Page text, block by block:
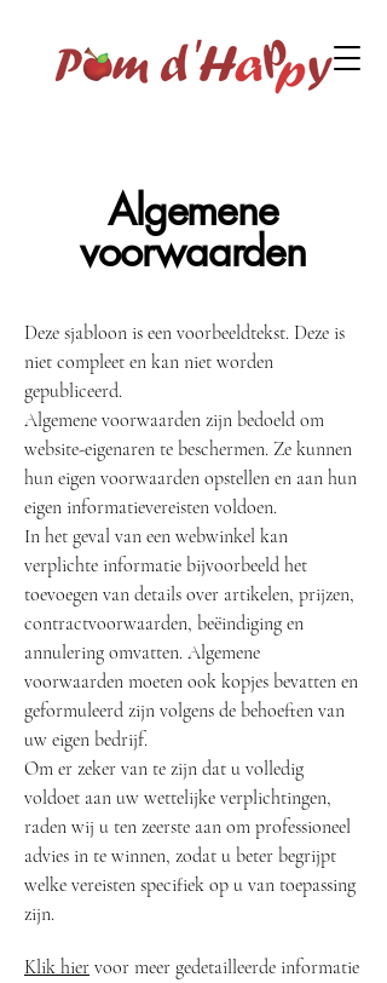
Algemene
voorwaarden
Deze sjabloon is een voorbeeldtekst. Deze is
niet compleet en kan niet worden
gepubliceerd.
Algemene voorwaarden zijn bedoeld om
website-eigenaren te beschermen. Ze kunnen
hun eigen voorwaarden opstellen en aan hun
eigen informatievereisten voldoen.
In het geval van een webwinkel kan
verplichte informatie bijvoorbeeld het
toevoegen van details over artikelen, prijzen,
contractvoorwaarden, beëindiging en
annulering omvatten. Algemene
voorwaarden moeten ook kopjes bevatten en
geformuleerd zijn volgens de behoeften van
uw eigen bedrijf.
Om er zeker van te zijn dat u volledig
voldoet aan uw wettelijke verplichtingen,
raden wij u ten zeerste aan om professioneel
advies in te winnen, zodat u beter begrijpt
welke vereisten specifiek op u van toepassing
zijn.
Klik hier voor meer gedetailleerde informatie